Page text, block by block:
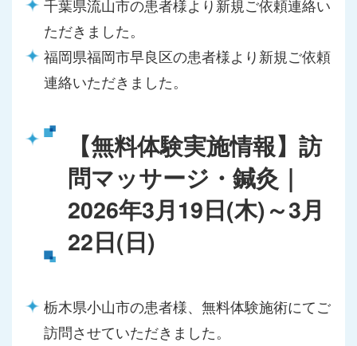
千葉県流山市の患者様より新規ご依頼連絡い
ただきました。
福岡県福岡市早良区の患者様より新規ご依頼
連絡いただきました。
【無料体験実施情報】訪
問マッサージ・鍼灸｜
2026年3月19日(木)～3月
22日(日)
栃木県小山市の患者様、無料体験施術にてご
訪問させていただきました。